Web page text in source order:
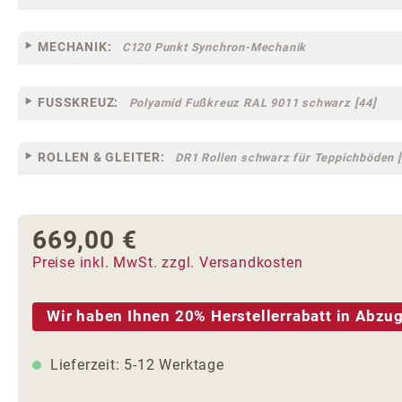
MECHANIK: C120 Punkt Synchron-Mechanik
FUSSKREUZ: Polyamid Fußkreuz RAL 9011 schwarz [44]
ROLLEN & GLEITER: DR1 Rollen schwarz für Teppichböden
Regulärer Preis:
669,00 €
Preise inkl. MwSt. zzgl. Versandkosten
Wir haben Ihnen 20% Herstellerrabatt in
Lieferzeit: 5-12 Werktage